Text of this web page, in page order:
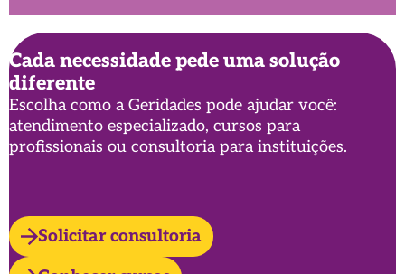
Quais os benefícios da caminhada como
atividade física?
Cada necessidade pede uma solução
diferente
Escolha como a Geridades pode ajudar você:
atendimento especializado, cursos para
profissionais ou consultoria para instituições.
Solicitar consultoria